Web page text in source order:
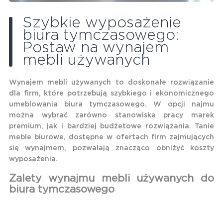
Szybkie wyposażenie
biura tymczasowego:
Postaw na wynajem
mebli używanych
Wynajem mebli używanych to doskonałe rozwiązanie
dla firm, które potrzebują szybkiego i ekonomicznego
umeblowania biura tymczasowego. W opcji najmu
można wybrać zarówno stanowiska pracy marek
premium, jak i bardziej budżetowe rozwiązania. Tanie
meble biurowe, dostępne w ofertach firm zajmujących
się wynajmem, pozwalają znacząco obniżyć koszty
wyposażenia.
Zalety wynajmu mebli używanych do
biura tymczasowego